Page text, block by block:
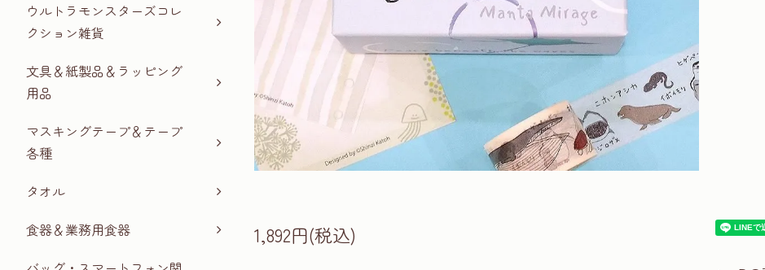
ウルトラモンスターズコレ
クション雑貨
文具＆紙製品＆ラッピング
用品
マスキングテープ＆テープ
各種
タオル
食器＆業務用食器
1,892円(税込)